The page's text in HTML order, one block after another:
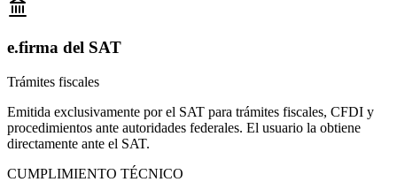
e.firma del SAT
Trámites fiscales
Emitida exclusivamente por el SAT para trámites fiscales, CFDI y
procedimientos ante autoridades federales. El usuario la obtiene
directamente ante el SAT.
CUMPLIMIENTO TÉCNICO